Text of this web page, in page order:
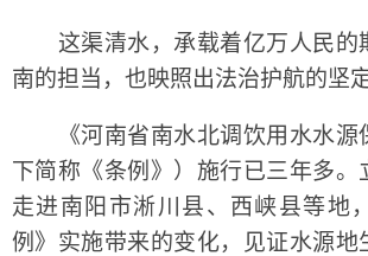
这渠清水，承载着亿万人民的
南的担当，也映照出法治护航的坚定
《河南省南水北调饮用水水源
下简称《条例》）施行已三年多。
走进南阳市淅川县、西峡县等地
例》实施带来的变化，见证水源地